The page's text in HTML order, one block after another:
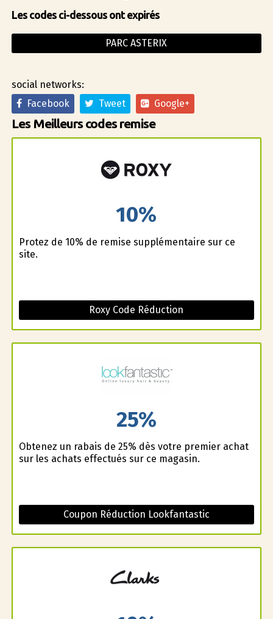
Les codes ci-dessous ont expirés
PARC ASTERIX
social networks:
Facebook
Tweet Google+
Les Meilleurs codes remise
10%
Profitez de 10% de remise supplémentaire sur ce
site.
Roxy Code Réduction
25%
Obtenez un rabais de 25% dès votre premier achat
sur les achats effectués sur ce magasin.
Coupon Réduction Lookfantastic